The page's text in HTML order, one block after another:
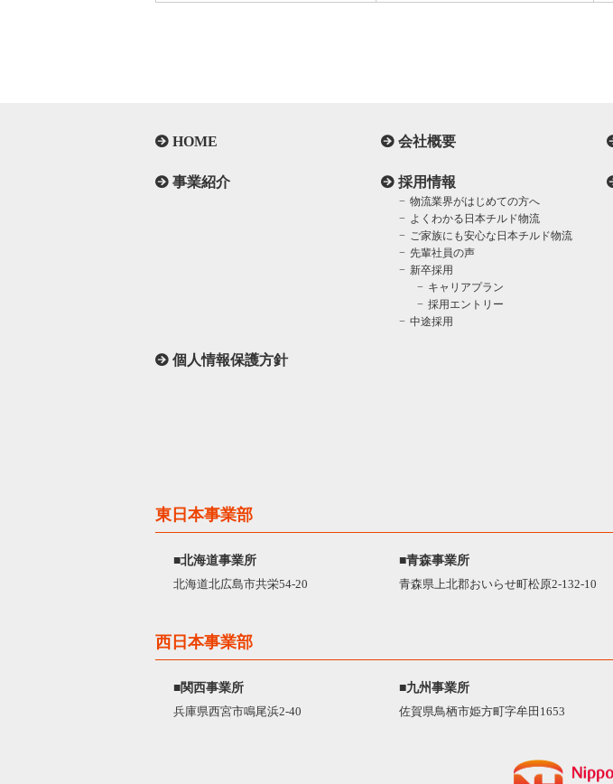
HOME 会社概要
事業紹介 採用情報
物流業界がはじめての方へ
よくわかる日本チルド物流
ご家族にも安心な日本チルド物流
先輩社員の声
新卒採用
キャリアプラン
採用エントリー
中途採用
個人情報保護方針
東日本事業部
■北海道事業所
北海道北広島市共栄54-20
■青森事業所
青森県上北郡おいらせ町松原2-132-10
西日本事業部
■関西事業所
兵庫県西宮市鳴尾浜2-40
■九州事業所
佐賀県鳥栖市姫方町字牟田1653